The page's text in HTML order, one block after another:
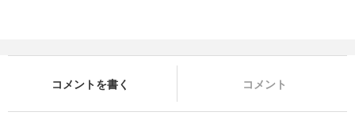
コメントを書く コメント